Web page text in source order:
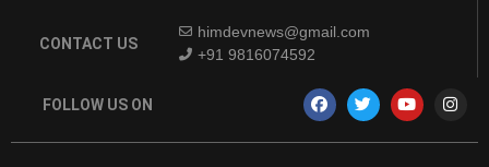
CONTACT US
himdevnews@gmail.com
+91 9816074592
FOLLOW US ON